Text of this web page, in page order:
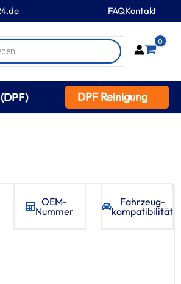
FAQKontakt
0
DPF Reinigung
OEM-
Nummer
Fahrzeug­
kompatibilität